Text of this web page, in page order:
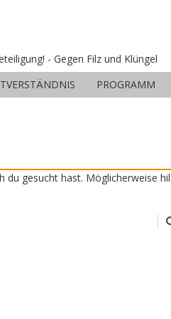
- Gegen Filz und Klüngel
PROGRAMM
du gesucht hast. Möglicherweise